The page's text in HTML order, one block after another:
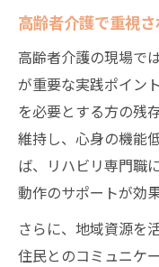
高齢者介護で重視
高齢者介護の現場で
が重要な実践ポイン
を必要とする方の残
維持し、心身の機能
ば、リハビリ専門職
動作のサポートが効果
さらに、地域資源を
住民とのコミュニケ